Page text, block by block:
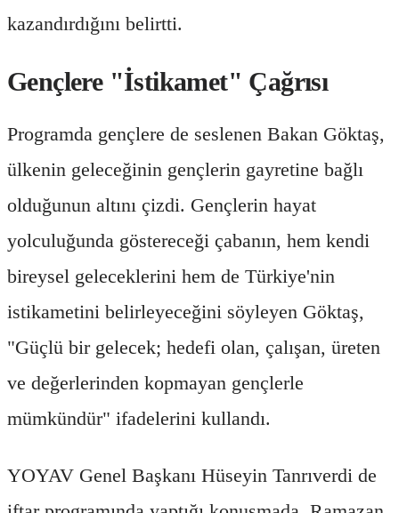
kazandırdığını belirtti.
Gençlere "İstikamet" Çağrısı
Programda gençlere de seslenen Bakan Göktaş,
ülkenin geleceğinin gençlerin gayretine bağlı
olduğunun altını çizdi. Gençlerin hayat
yolculuğunda göstereceği çabanın, hem kendi
bireysel geleceklerini hem de Türkiye'nin
istikametini belirleyeceğini söyleyen Göktaş,
"Güçlü bir gelecek; hedefi olan, çalışan, üreten
ve değerlerinden kopmayan gençlerle
mümkündür" ifadelerini kullandı.
YOYAV Genel Başkanı Hüseyin Tanrıverdi de